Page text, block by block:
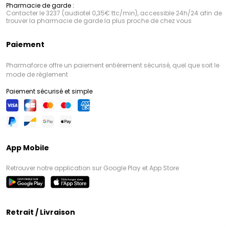
Pharmacie de garde :
Contacter le 3237 (audiotel 0,35€ ttc/min), accessible 24h/24 afin de
trouver la pharmacie de garde la plus proche de chez vous
Paiement
Pharmaforce offre un paiement entièrement sécurisé, quel que soit le
mode de règlement
Paiement sécurisé et simple
App Mobile
Retrouver notre application sur Google Play et App Store
Retrait / Livraison